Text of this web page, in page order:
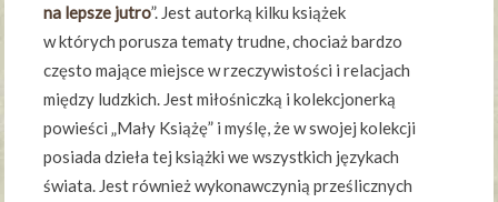
na lepsze jutro”. Jest autorką kilku książek
w których porusza tematy trudne, chociaż bardzo
często mające miejsce w rzeczywistości i relacjach
między ludzkich. Jest miłośniczką i kolekcjonerką
powieści „Mały Książę” i myślę, że w swojej kolekcji
posiada dzieła tej książki we wszystkich językach
świata. Jest również wykonawczynią prześlicznych